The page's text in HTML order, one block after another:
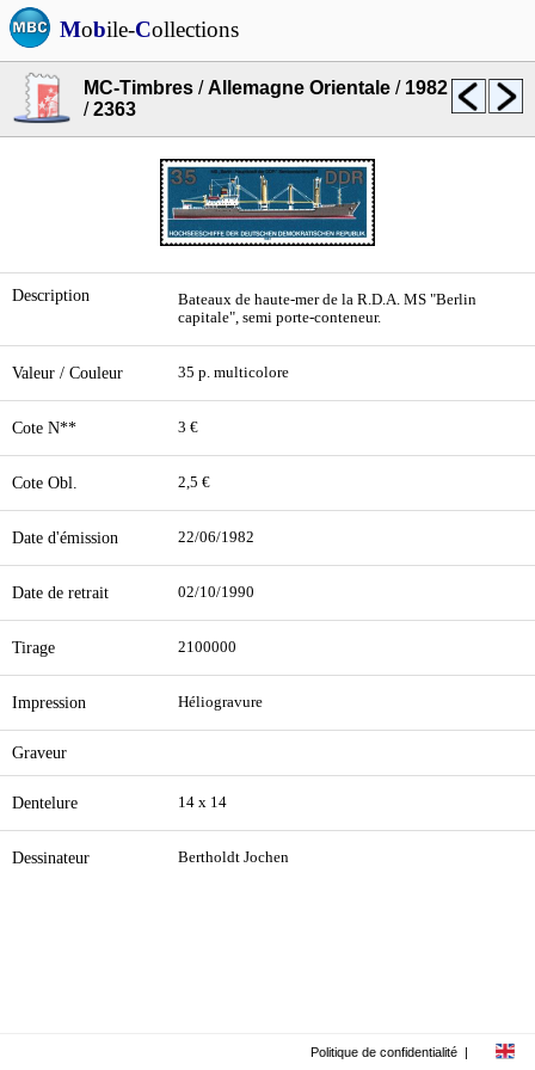
Mobile-Collections
MC-Timbres /Allemagne Orientale / 1982
/2363
Description
Bateaux de haute-mer de la R.D.A. MS "Berlin
capitale", semi porte-conteneur.
Valeur / Couleur 35 p. multicolore
Cote N** 3 €
Cote Obl. 2,5 €
Date d'émission 22/06/1982
Date de retrait 02/10/1990
Tirage 2100000
Impression Héliogravure
Graveur
Dentelure 14 x 14
Dessinateur Bertholdt Jochen
Politique de confidentialité |